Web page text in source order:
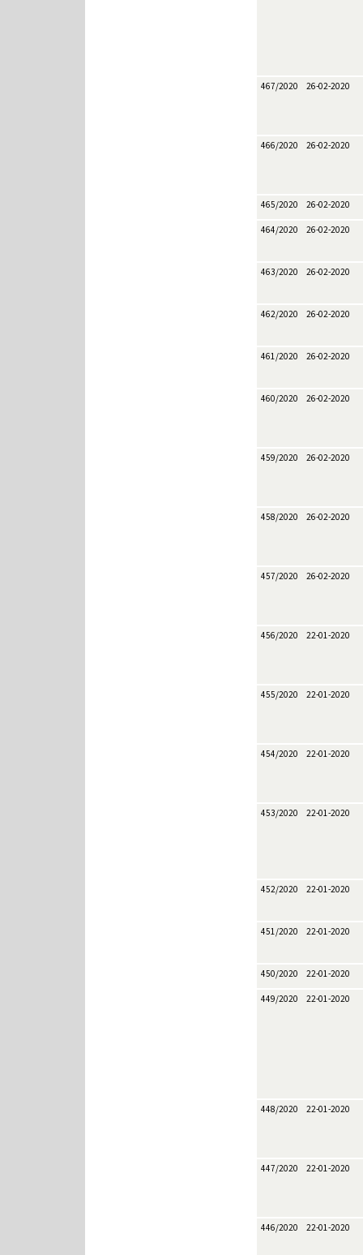
467/2020 26-02-2020
466/2020 26-02-2020
465/2020 26-02-2020
464/2020 26-02-2020
463/2020 26-02-2020
462/2020 26-02-2020
461/2020 26-02-2020
460/2020 26-02-2020
459/2020 26-02-2020
458/2020 26-02-2020
457/2020 26-02-2020
456/2020 22-01-2020
455/2020 22-01-2020
454/2020 22-01-2020
453/2020 22-01-2020
452/2020 22-01-2020
451/2020 22-01-2020
450/2020 22-01-2020
449/2020 22-01-2020
448/2020 22-01-2020
447/2020 22-01-2020
446/2020 22-01-2020